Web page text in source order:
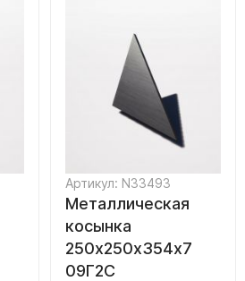
Артикул: N33493
Металлическая
косынка
250х250х354х7
09Г2С